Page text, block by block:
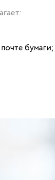
бумаги;